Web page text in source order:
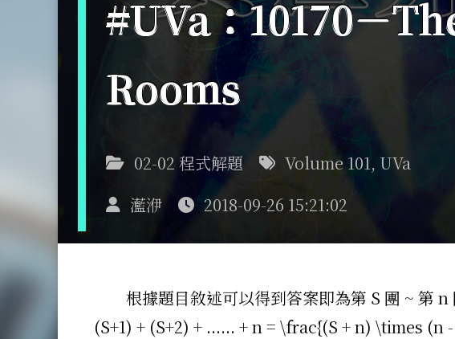
#UVa：10170－
Rooms
02-02 程式解題 Volume 101, UVa
灆洢
2018-09-26 15:21:02
根據題目敘述可以得到答案即為第 S 團 ~ 第
(S+1) + (S+2) + ...... + n = \frac{(S + n) \times (n